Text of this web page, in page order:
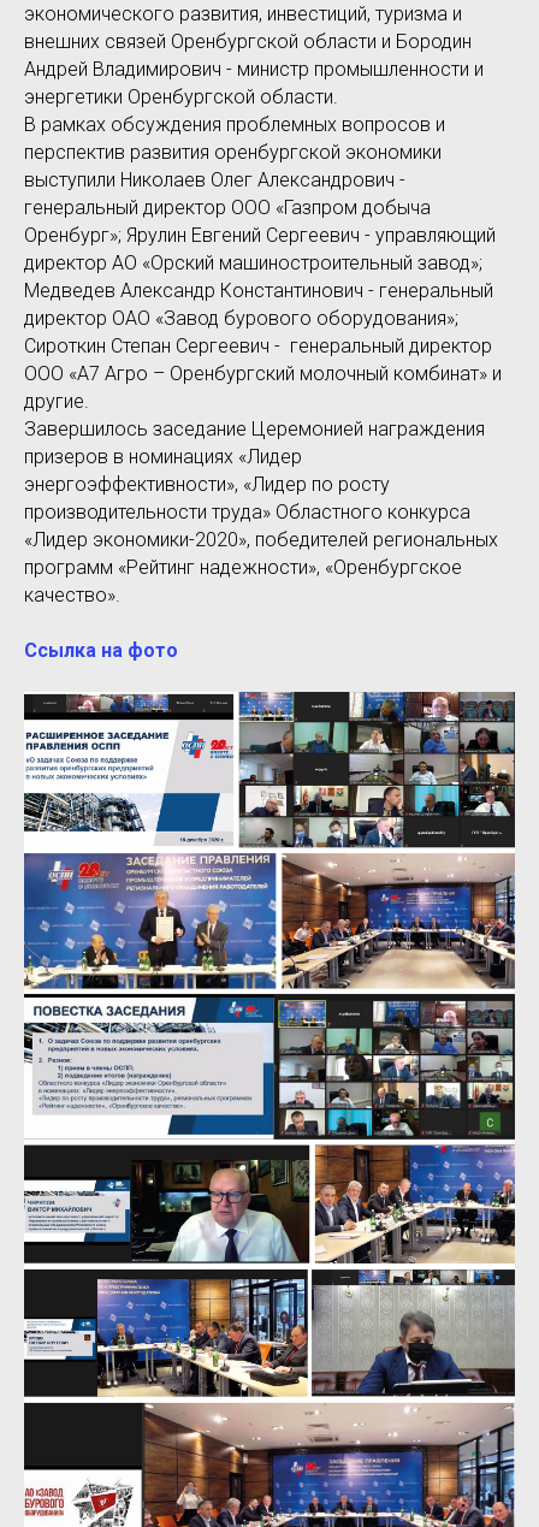
экономического развития, инвестиций, туризма и
внешних связей Оренбургской области и Бородин
Андрей Владимирович - министр промышленности и
энергетики Оренбургской области.
В рамках обсуждения проблемных вопросов и
перспектив развития оренбургской экономики
выступили Николаев Олег Александрович -
генеральный директор ООО «Газпром добыча
Оренбург»; Ярулин Евгений Сергеевич - управляющий
директор АО «Орский машиностроительный завод»;
Медведев Александр Константинович - генеральный
директор ОАО «Завод бурового оборудования»;
Сироткин Степан Сергеевич - генеральный директор
ООО «А7 Агро – Оренбургский молочный комбинат» и
другие.
Завершилось заседание Церемонией награждения
призеров в номинациях «Лидер
энергоэффективности», «Лидер по росту
производительности труда» Областного конкурса
«Лидер экономики-2020», победителей региональных
программ «Рейтинг надежности», «Оренбургское
качество».
Ссылка на фото